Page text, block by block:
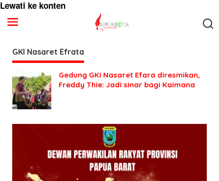
Lewati ke konten
GKI Nasaret Efrata
Gedung GKI Nasaret Efara diresmikan,
Freddy Thie: Jadi sinar bagi Kaimana